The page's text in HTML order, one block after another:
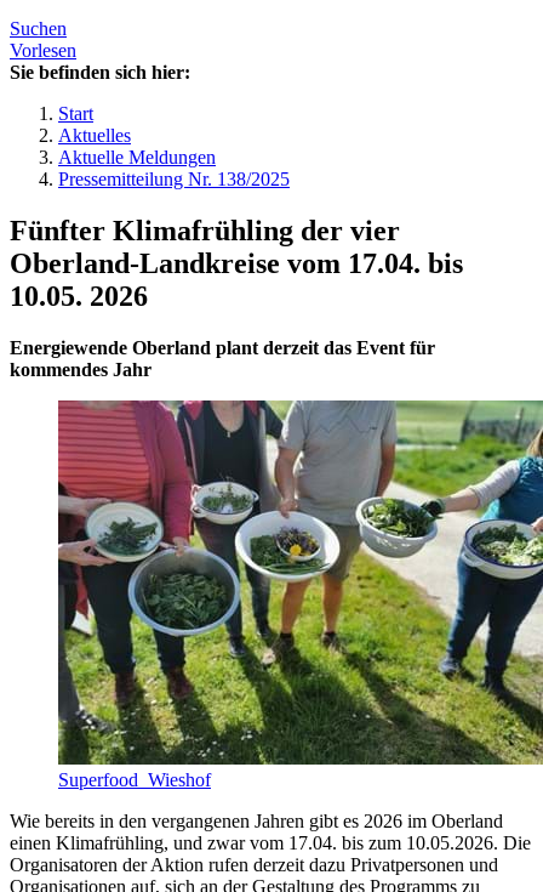
Suchen
Vorlesen
Sie befinden sich hier:
Start
Aktuelles
Aktuelle Meldungen
Pressemitteilung Nr. 138/2025
Fünfter Klimafrühling der vier
Oberland-Landkreise vom 17.04. bis
10.05. 2026
Energiewende Oberland plant derzeit das Event für
kommendes Jahr
Superfood_Wieshof
Wie bereits in den vergangenen Jahren gibt es 2026 im Oberland
einen Klimafrühling, und zwar vom 17.04. bis zum 10.05.2026. Die
Organisatoren der Aktion rufen derzeit dazu Privatpersonen und
Organisationen auf, sich an der Gestaltung des Programms zu